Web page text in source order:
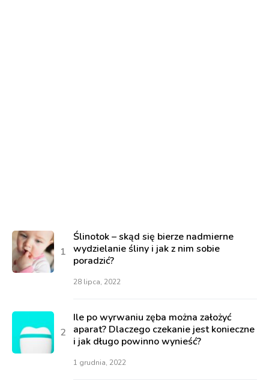
Ślinotok – skąd się bierze nadmierne
wydzielanie śliny i jak z nim sobie
poradzić?
28 lipca, 2022
Ile po wyrwaniu zęba można założyć
aparat? Dlaczego czekanie jest konieczne
i jak długo powinno wynieść?
1 grudnia, 2022